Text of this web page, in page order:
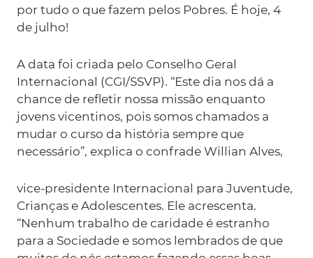
por tudo o que fazem pelos Pobres. É hoje, 4
de julho!
A data foi criada pelo Conselho Geral
Internacional (CGI/SSVP). “Este dia nos dá a
chance de refletir nossa missão enquanto
jovens vicentinos, pois somos chamados a
mudar o curso da história sempre que
necessário”, explica o confrade Willian Alves,
vice-presidente Internacional para Juventude,
Crianças e Adolescentes. Ele acrescenta.
“Nenhum trabalho de caridade é estranho
para a Sociedade e somos lembrados de que